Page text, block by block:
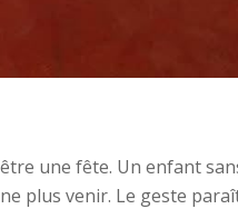
une fête. Un enfant
plus venir. Le geste